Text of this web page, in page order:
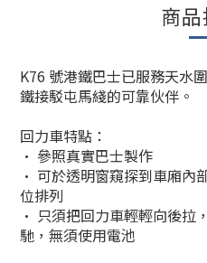
商
K76 號港鐵巴士已服務天水
鐵接駁屯馬綫的可靠伙伴。
回力車特點：
• 參照真實巴士製作
• 可於透明窗窺探到車廂內
位排列
• 只須把回力車輕輕向後拉
馳，無須使用電池